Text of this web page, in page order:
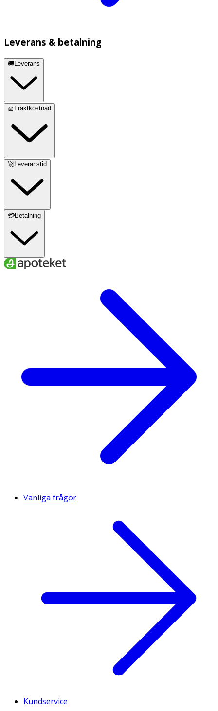
Leverans & betalning
🚚Leverans
🧺Fraktkostnad
🚀Leveranstid
💳Betalning
Vanliga frågor
Kundservice